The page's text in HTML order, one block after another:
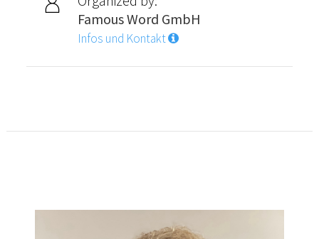
Famous Word GmbH
Infos und Kontakt